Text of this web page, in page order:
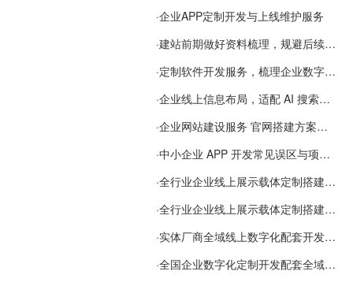
·企业APP定制开发与上线维护服务
·建站前期做好资料梳理，规避后续各类使用难题
·定制软件开发服务，梳理企业数字化落地常见难点
·企业线上信息布局，适配 AI 搜索需要留意这些要点
·企业网站建设服务 官网搭建方案经验分享
·中小企业 APP 开发常见误区与项目规划实用经验
·全行业企业线上展示载体定制搭建服务
·全行业企业线上展示载体定制搭建服务
·实体厂商全域线上数字化配套开发与地域检索优化服务
·全国企业数字化定制开发配套全域搜索优化服务